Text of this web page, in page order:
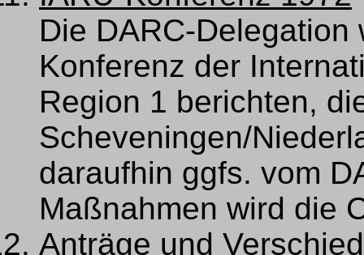
Die DARC-
Konferenz der
Region 1 berichten,
Scheveningen/
daraufhin ggfs. vom
Maßnahmen wird die
Anträge und